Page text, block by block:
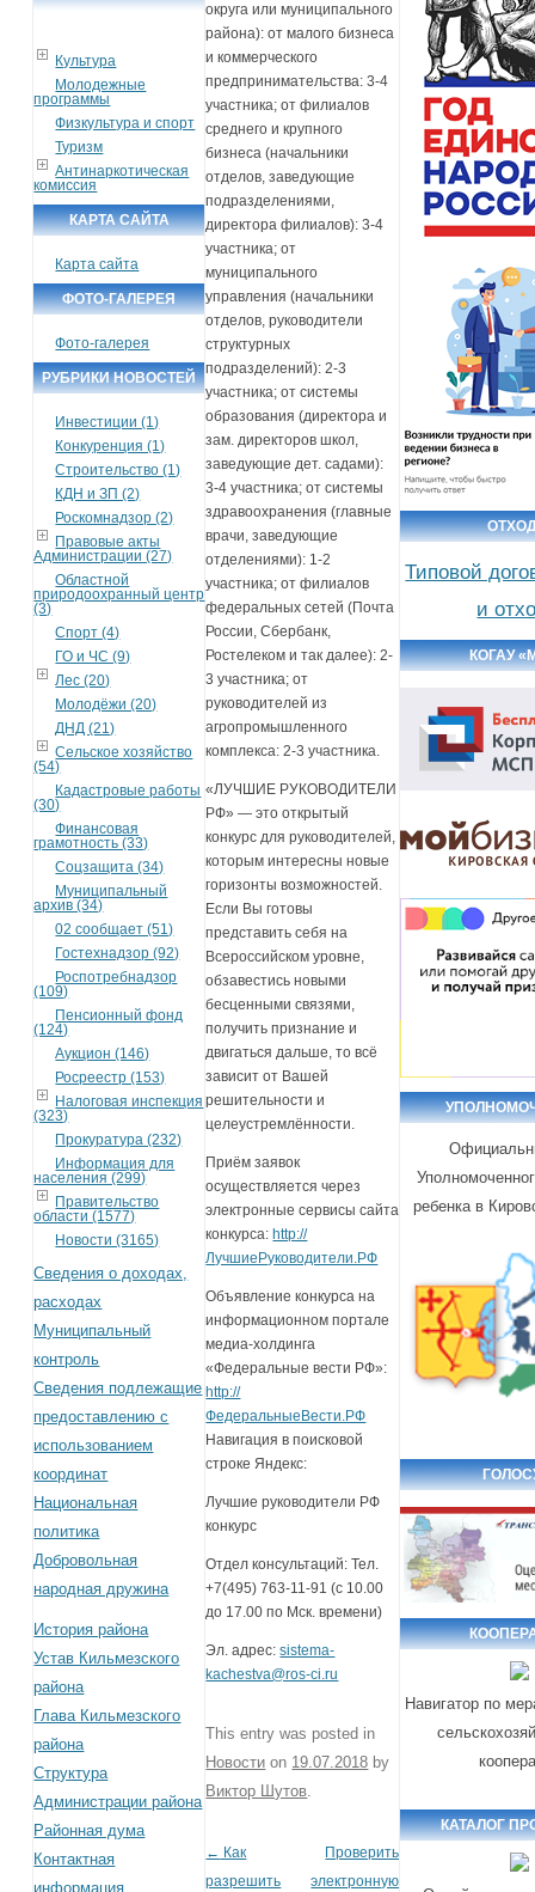
Культура
Молодежные
программы
Физкультура и спорт
Туризм
Антинаркотическая
комиссия
КАРТА САЙТА
Карта сайта
ФОТО-ГАЛЕРЕЯ
Фото-галерея
РУБРИКИ НОВОСТЕЙ
Инвестиции (1)
Конкуренция (1)
Строительство (1)
КДН и ЗП (2)
Роскомнадзор (2)
Правовые акты
Администрации (27)
Областной
природоохранный центр
(3)
Спорт (4)
ГО и ЧС (9)
Лес (20)
Молодёжи (20)
ДНД (21)
Сельское хозяйство
(54)
Кадастровые работы
(30)
Финансовая
грамотность (33)
Соцзащита (34)
Муниципальный
архив (34)
02 сообщает (51)
Гостехнадзор (92)
Роспотребнадзор
(109)
Пенсионный фонд
(124)
Аукцион (146)
Росреестр (153)
Налоговая инспекция
(323)
Прокуратура (232)
Информация для
населения (299)
Правительство
области (1577)
Новости (3165)
Сведения о доходах,
расходах
Муниципальный
контроль
Сведения подлежащие
предоставлению с
использованием
координат
Национальная
политика
Добровольная
народная дружина
История района
Устав Кильмезского
района
Глава Кильмезского
района
Структура
Администрации района
Районная дума
Контактная
информация
округа или муниципального
района): от малого бизнеса
и коммерческого
предпринимательства: 3-4
участника; от филиалов
среднего и крупного
бизнеса (начальники
отделов, заведующие
подразделениями,
директора филиалов): 3-4
участника; от
муниципального
управления (начальники
отделов, руководители
структурных
подразделений): 2-3
участника; от системы
образования (директора и
зам. директоров школ,
заведующие дет. садами):
3-4 участника; от системы
здравоохранения (главные
врачи, заведующие
отделениями): 1-2
участника; от филиалов
федеральных сетей (Почта
России, Сбербанк,
Ростелеком и так далее): 2-
3 участника; от
руководителей из
агропромышленного
комплекса: 2-3 участника.
«ЛУЧШИЕ РУКОВОДИТЕЛИ
РФ» — это открытый
конкурс для руководителей,
которым интересны новые
горизонты возможностей.
Если Вы готовы
представить себя на
Всероссийском уровне,
обзавестись новыми
бесценными связями,
получить признание и
двигаться дальше, то всё
зависит от Вашей
решительности и
целеустремлённости.
Приём заявок
осуществляется через
электронные сервисы сайта
конкурса: http://
ЛучшиеРуководители.РФ
Объявление конкурса на
информационном портале
медиа-холдинга
«Федеральные вести РФ»:
http://
ФедеральныеВести.РФ
Навигация в поисковой
строке Яндекс:
Лучшие руководители РФ
конкурс
Отдел консультаций: Тел.
+7(495) 763-11-91 (с 10.00
до 17.00 по Мск. времени)
Эл. адрес:sistema-
kachestva@ros-ci.ru
This entry was posted in
Новости on 19.07.2018 by
Виктор Шутов
Post navigation
← Как
разрешить
Проверить
электронную
Типовой
и
КОГАУ
ребенка в
Навигатор по
КАТАЛОГ